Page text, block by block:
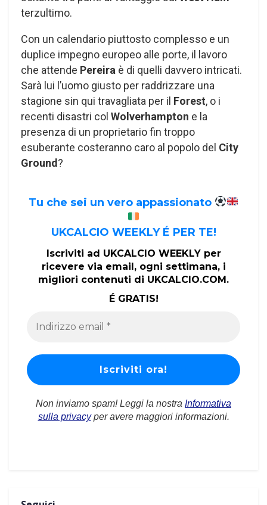
terzultimo.
Con un calendario piuttosto complesso e un
duplice impegno europeo alle porte, il lavoro
che attende Pereira è di quelli davvero intricati.
Sarà lui l’uomo giusto per raddrizzare una
stagione sin qui travagliata per il Forest, o i
recenti disastri col Wolverhampton e la
presenza di un proprietario fin troppo
esuberante costeranno caro al popolo del City
Ground ?
Tu che sei un vero appassionato
UKCALCIO WEEKLY É PER TE!
Iscriviti ad UKCALCIO WEEKLY per
ricevere via email, ogni settimana, i
migliori contenuti di UKCALCIO.COM.
É GRATIS!
Non inviamo spam! Leggi la nostra Informativa
sulla privacyper avere maggiori informazioni.